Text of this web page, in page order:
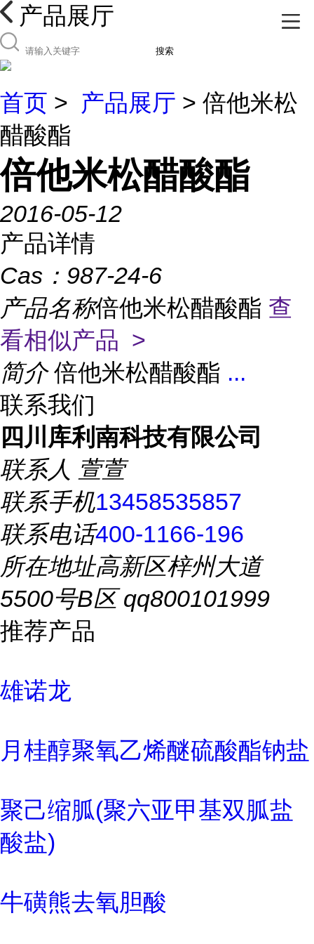
产品展厅
搜索
首页 > 产品展厅 > 倍他米松
醋酸酯
倍他米松醋酸酯
2016-05-12
产品详情
Cas： 987-24-6
产品名称倍他米松醋酸酯 查
看相似产品 >
简介 倍他米松醋酸酯 ...
联系我们
四川库利南科技有限公司
联系人 萱萱
联系手机13458535857
联系电话400-1166-196
所在地址高新区梓州大道
5500号B区 qq800101999
推荐产品
雄诺龙
月桂醇聚氧乙烯醚硫酸酯钠盐
聚己缩胍(聚六亚甲基双胍盐
酸盐)
牛磺熊去氧胆酸